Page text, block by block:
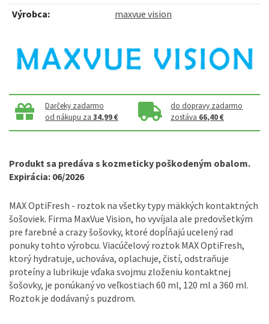
Výrobca: maxvue vision
Darčeky zadarmo
od nákupu za34,99 €
do dopravy zadarmo
zostáva 66,40 €
Produkt sa predáva s kozmeticky poškodeným obalom.
Expirácia: 06/2026
MAX OptiFresh - roztok na všetky typy mäkkých kontaktných
šošoviek. Firma MaxVue Vision, ho vyvíjala ale predovšetkým
pre farebné a crazy šošovky, ktoré dopĺňajú ucelený rad
ponuky tohto výrobcu. Viacúčelový roztok MAX OptiFresh,
ktorý hydratuje, uchováva, oplachuje, čistí, odstraňuje
proteíny a lubrikuje vďaka svojmu zloženiu kontaktnej
šošovky, je ponúkaný vo veľkostiach 60 ml, 120 ml a 360 ml.
Roztok je dodávaný s puzdrom.